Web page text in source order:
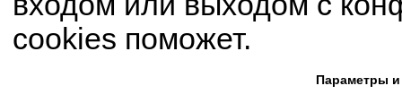
cookies поможет.
Параметры и